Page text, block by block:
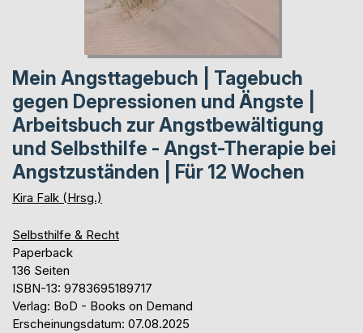
Mein Angsttagebuch | Tagebuch
gegen Depressionen und Ängste |
Arbeitsbuch zur Angstbewältigung
und Selbsthilfe - Angst-Therapie bei
Angstzuständen | Für 12 Wochen
Kira Falk (Hrsg.)
Selbsthilfe & Recht
Paperback
136 Seiten
ISBN-13: 9783695189717
Verlag: BoD - Books on Demand
Erscheinungsdatum: 07.08.2025